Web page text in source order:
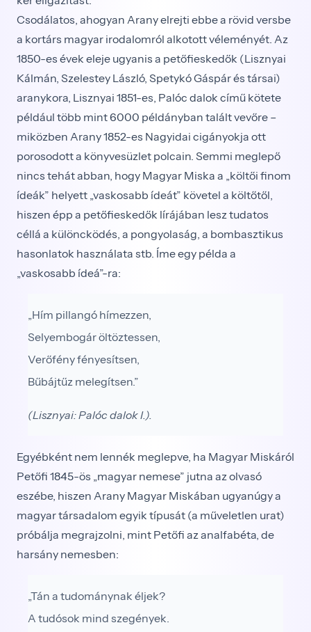
Csodálatos, ahogyan Arany elrejti ebbe a rövid versbe
a kortárs magyar irodalomról alkotott vélemé­nyét. Az
1850-es évek eleje ugyanis a petőfieskedők (Lisznyai
Kálmán, Szelestey László, Spetykó Gáspár és társai)
aranykora, Lisznyai 1851-es, Palóc dalok című kötete
például több mint 6000 példányban talált vevőre –
miközben Arany 1852-es Nagyidai cigá­nyokja ott
porosodott a könyvesüzlet polcain. Semmi meglepő
nincs tehát abban, hogy Magyar Miska a „költői finom
ídeák” helyett „vaskosabb ídeát” követel a költőtől,
hiszen épp a petőfieskedők lírájában lesz tudatos
céllá a különcködés, a pongyolaság, a bom­basztikus
hasonlatok használata stb. Íme egy példa a
„vaskosabb ídeá”-ra:
„Hím pillangó hímezzen,
Selyembogár öltöztessen,
Verőfény fényesítsen,
Bűbájtűz melegítsen.”
(Lisznyai: Palóc dalok I.).
Egyébként nem lennék meglepve, ha Magyar Mis­káról
Petőfi 1845-ös „magyar nemese” jutna az olvasó
eszébe, hiszen Arany Magyar Miskában ugyanúgy a
magyar társadalom egyik típusát (a műveletlen urat)
próbálja megrajzolni, mint Petőfi az analfabéta, de
harsány nemesben:
„Tán a tudománynak éljek?
A tudósok mind szegények.